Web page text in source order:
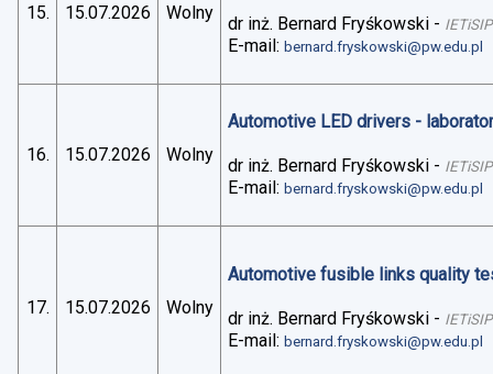
15. 15.07.2026 Wolny
dr inż. Bernard Fryśkowski - IETiSIP
E-mail:bernard.fryskowski@pw.edu.pl
16. 15.07.2026 Wolny
Automotive LED drivers -
dr inż. Bernard Fryśkowski - IETiSIP
E-mail:bernard.fryskowski@pw.edu.pl
17. 15.07.2026 Wolny
Automotive fusible links quality
dr inż. Bernard Fryśkowski - IETiSIP
E-mail:bernard.fryskowski@pw.edu.pl